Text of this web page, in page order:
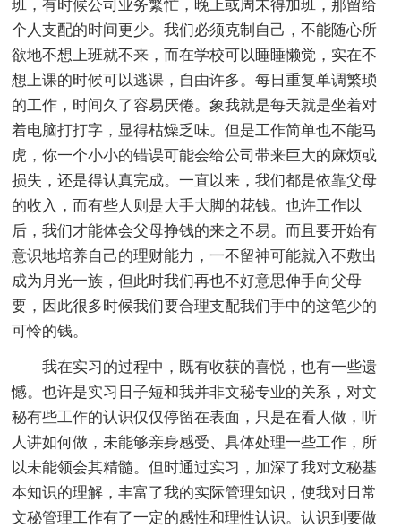
班，有时候公司业务繁忙，晚上或周末得加班，那留给
个人支配的时间更少。我们必须克制自己，不能随心所
欲地不想上班就不来，而在学校可以睡睡懒觉，实在不
想上课的时候可以逃课，自由许多。每日重复单调繁琐
的工作，时间久了容易厌倦。象我就是每天就是坐着对
着电脑打打字，显得枯燥乏味。但是工作简单也不能马
虎，你一个小小的错误可能会给公司带来巨大的麻烦或
损失，还是得认真完成。一直以来，我们都是依靠父母
的收入，而有些人则是大手大脚的花钱。也许工作以
后，我们才能体会父母挣钱的来之不易。而且要开始有
意识地培养自己的理财能力，一不留神可能就入不敷出
成为月光一族，但此时我们再也不好意思伸手向父母
要，因此很多时候我们要合理支配我们手中的这笔少的
可怜的钱。
我在实习的过程中，既有收获的喜悦，也有一些遗
憾。也许是实习日子短和我并非文秘专业的关系，对文
秘有些工作的认识仅仅停留在表面，只是在看人做，听
人讲如何做，未能够亲身感受、具体处理一些工作，所
以未能领会其精髓。但时通过实习，加深了我对文秘基
本知识的理解，丰富了我的实际管理知识，使我对日常
文秘管理工作有了一定的感性和理性认识。认识到要做